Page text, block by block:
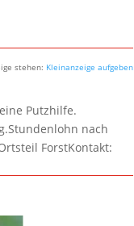
stehen: Kleinanzeige aufgeben
Putzhilfe.
nach
ForstKontakt: